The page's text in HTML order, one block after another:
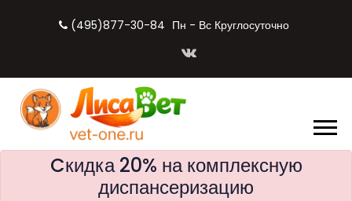
(495)877-30-84 Пн - Вс Круглосуточно
Cкидка 20% на комплексную
диспансеризацию